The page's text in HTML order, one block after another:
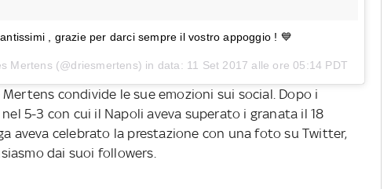
, grazie per darci sempre il vostro appoggio ! 💙
Mertens (@driesmertens) in data: 11 Set 2017 alle ore 05:14 PDT
condivide le sue emozioni sui social. Dopo i
5-3 con cui il Napoli aveva superato i granata il 18
aveva celebrato la prestazione con una foto su Twitter,
dai suoi followers.